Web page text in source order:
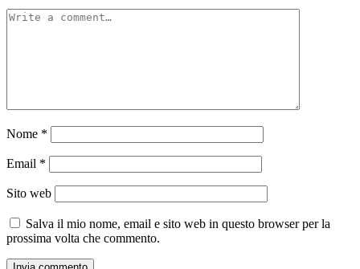
Nome *
Email *
Sito web
Salva il mio nome, email e sito web in questo browser per la
prossima volta che commento.